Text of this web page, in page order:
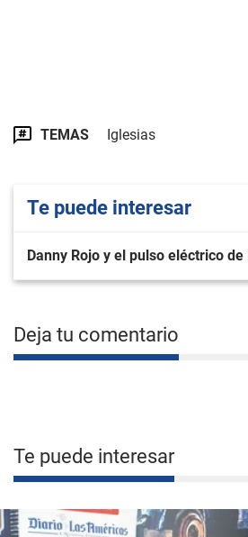
TEMAS Iglesias
Te puede interesar
Danny Rojo y el pulso eléctrico de
Deja tu comentario
Te puede interesar